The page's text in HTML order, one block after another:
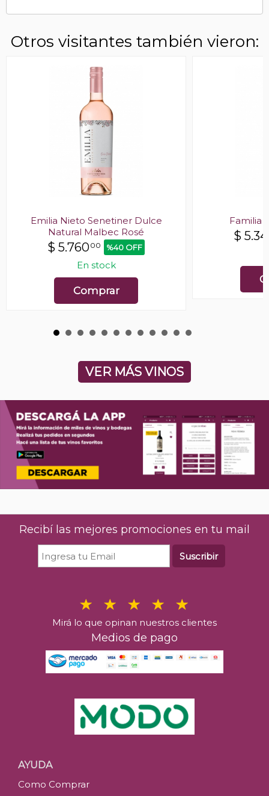
Otros visitantes también vieron:
Emilia Nieto Senetiner Dulce
Natural Malbec Rosé
$ 5.76000 %40 OFF
En stock
Comprar
Familia
$
VER MÁS VINOS
Recibí las mejores promociones en tu mail
Suscribir
Mirá lo que opinan nuestros clientes
Medios de pago
AYUDA
Como Comprar